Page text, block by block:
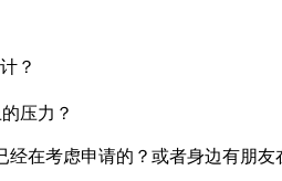
？
压力？
在考虑申请的？或者身边有朋友